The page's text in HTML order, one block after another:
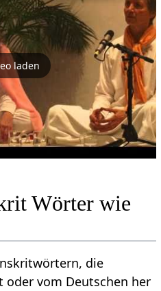
laden
Wörter wie
die
oder vom Deutschen her